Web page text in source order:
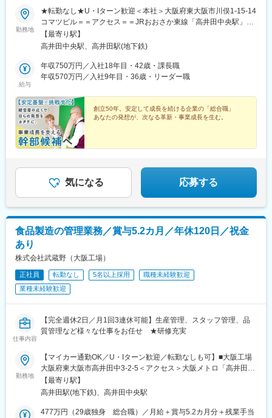
勤務地
★転勤なし★U・Iターン歓迎＜本社＞大阪府東大阪市川俣1-15-14
コマツビル＝＝アクセス＝＝JRおおさか東線「高井田中央駅」よ
り徒歩8分地下鉄中央線「高井田駅」より徒歩8分受動喫煙対策：
オフィス内禁煙（喫煙所あり）
【最寄り駅】
高井田中央駅、高井田駅(地下鉄)
給与
年収750万円／入社18年目・42歳・課長職
年収570万円／入社9年目・36歳・リーダー職
創立50年。安定して成長を続ける企業の「総合職」
あなたの発想が、次なる革新・事業成長を生む。
気になる 応募する
食品製造の管理業務／賞与5.2カ月／年休120日／祝金
あり
株式会社武蔵野（大阪工場）
正社員 転勤なし 5名以上採用
職種未経験歓迎
業種未経験歓迎
仕事内容
【完全週休2日／月1回3連休可能】生産管理、スタッフ管理、品
質管理など様々な仕事をお任せ ★研修充実
勤務地
【マイカー通勤OK／U・Iターン歓迎／転勤なしも可】■大阪工場
大阪府東大阪市高井田中3-2-5＜アクセス＞大阪メトロ「高井田
駅」より徒歩10分・近鉄「布施」駅より徒歩25分◎マイカー・バ
イク・自転車通勤可
【最寄り駅】
高井田駅(地下鉄)、高井田中央駅
477万円（29歳独身 総合職）／月給＋賞与5.2カ月分＋残業手当